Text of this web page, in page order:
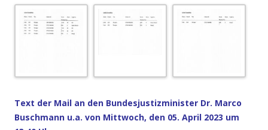
Text der Mail an den Bundesjustizminister Dr. Marco
Buschmann u.a. von Mittwoch, den 05. April 2023 um